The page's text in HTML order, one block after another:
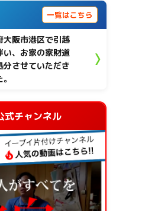
一覧はこちら
大阪市港区で引越
い、お家の家財道
分させていただき
式チャンネル